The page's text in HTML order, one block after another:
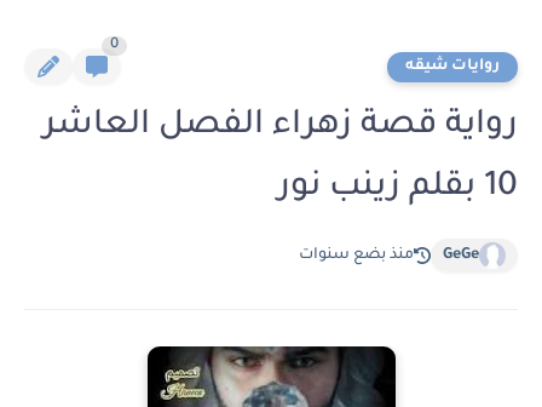
روايات شيقه
0
رواية قصة زهراء الفصل العاشر
10 بقلم زينب نور
GeGe منذ بضع سنوات